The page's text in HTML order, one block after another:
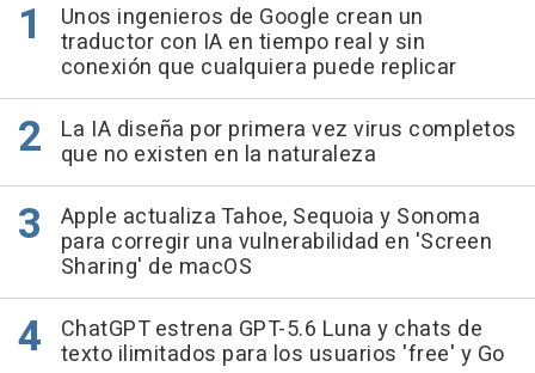
Unos ingenieros de Google crean un
traductor con IA en tiempo real y sin
conexión que cualquiera puede replicar
La IA diseña por primera vez virus completos
que no existen en la naturaleza
Apple actualiza Tahoe, Sequoia y Sonoma
para corregir una vulnerabilidad en 'Screen
Sharing' de macOS
ChatGPT estrena GPT-5.6 Luna y chats de
texto ilimitados para los usuarios 'free' y Go